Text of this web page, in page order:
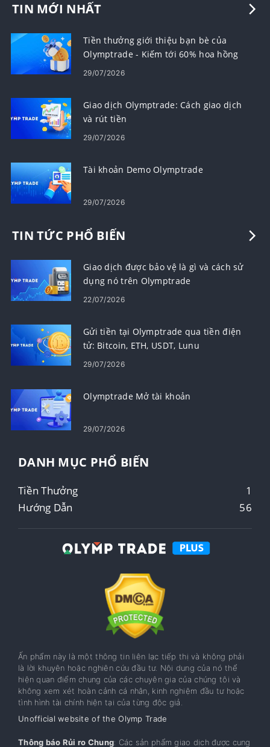
TIN MỚI NHẤT
Tiền thưởng giới thiệu bạn bè của
Olymptrade - Kiếm tới 60% hoa hồng
cho các lượt giới thiệu
29/07/2026
Giao dịch Olymptrade: Cách giao dịch
và rút tiền
29/07/2026
Tài khoản Demo Olymptrade
29/07/2026
TIN TỨC PHỔ BIẾN
Giao dịch được bảo vệ là gì và cách sử
dụng nó trên Olymptrade
22/07/2026
Gửi tiền tại Olymptrade qua tiền điện
tử: Bitcoin, ETH, USDT, Lunu
29/07/2026
Olymptrade Mở tài khoản
29/07/2026
DANH MỤC PHỔ BIẾN
Tiền Thưởng
1
Hướng Dẫn
56
Ấn phẩm này là một thông tin liên lạc tiếp thị và không phải
là lời khuyên hoặc nghiên cứu đầu tư. Nội dung của nó thể
hiện quan điểm chung của các chuyên gia của chúng tôi và
không xem xét hoàn cảnh cá nhân, kinh nghiệm đầu tư hoặc
tình hình tài chính hiện tại của từng độc giả.
Unofficial website of the Olymp Trade
Thông báo Rủi ro Chung: Các sản phẩm giao dịch được cung